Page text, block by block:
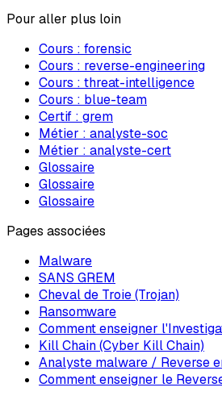
Pour aller plus loin
Cours : forensic
Cours : reverse-engineering
Cours : threat-intelligence
Cours : blue-team
Certif : grem
Métier : analyste-soc
Métier : analyste-cert
Glossaire
Glossaire
Glossaire
Pages associées
Malware
SANS GREM
Cheval de Troie (Trojan)
Ransomware
Comment enseigner
Kill Chain (Cyber Kill Chain)
Analyste malware / Reverse
Comment enseigner le